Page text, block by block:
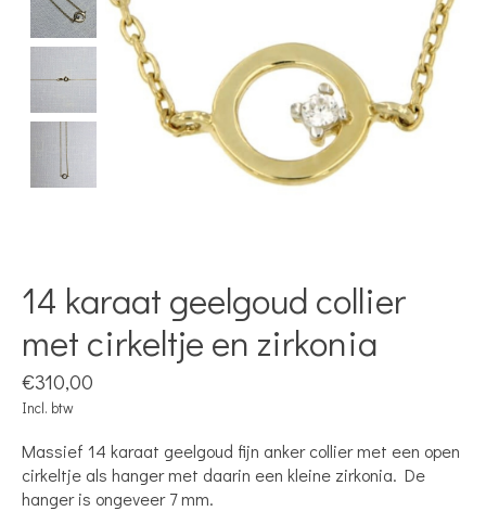
14 karaat geelgoud collier
met cirkeltje en zirkonia
€310,00
Incl. btw
Massief 14 karaat geelgoud fijn anker collier met een open
cirkeltje als hanger met daarin een kleine zirkonia. De
hanger is ongeveer 7 mm.